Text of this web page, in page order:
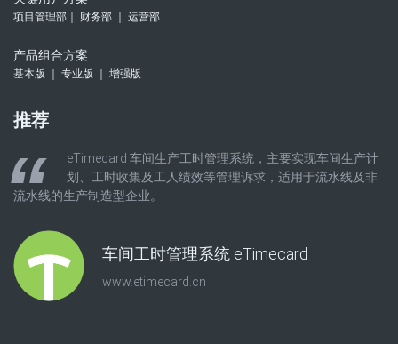
项目管理部｜ 财务部 ｜ 运营部
产品组合方案
基本版 ｜ 专业版 ｜ 增强版
推荐
eTimecard 车间生产工时管理系统，主要实现车间生产计
划、工时收集及工人绩效等管理诉求，适用于流水线及非
流水线的生产制造型企业。
车间工时管理系统 eTimecard
www.etimecard.cn